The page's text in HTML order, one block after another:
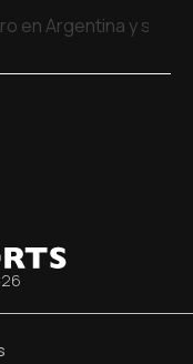
en Argentina y